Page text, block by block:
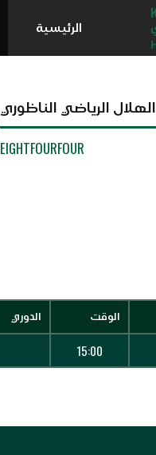
الرئيسية
الهلال الرياضي الناظوري
EIGHTFOURFOUR
الوقت الدوري
15:00